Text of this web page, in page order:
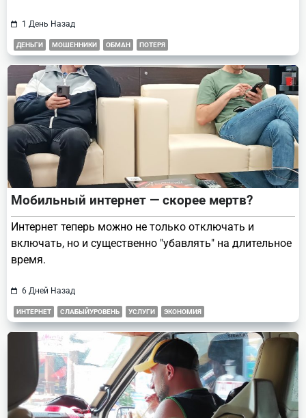
1 День Назад
ДЕНЬГИ МОШЕННИКИ ОБМАН ПОТЕРЯ
Мобильный интернет — скорее мертв?
Интернет теперь можно не только отключать и
включать, но и существенно "убавлять" на длительное
время.
6 Дней Назад
ИНТЕРНЕТ СЛАБЫЙУРОВЕНЬ УСЛУГИ ЭКОНОМИЯ